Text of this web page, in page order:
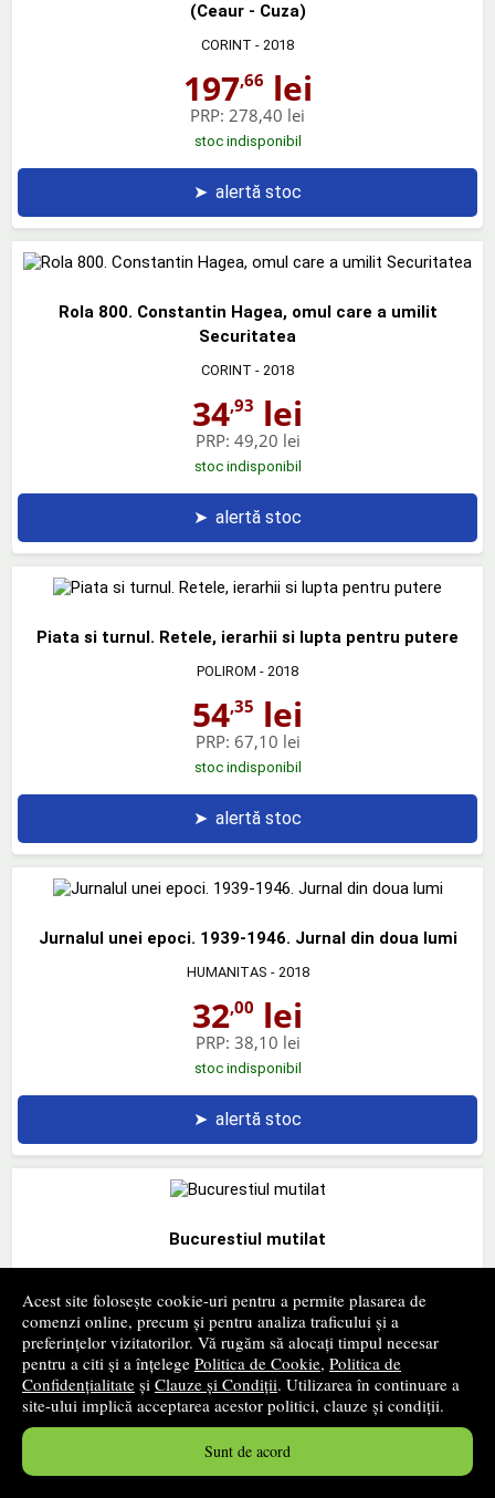
Acest site folosește cookie-uri pentru a permite plasarea de
comenzi online, precum și pentru analiza traficului și a
preferințelor vizitatorilor. Vă rugăm să alocați timpul necesar
pentru a citi și a înțelege Politica de Cookie, Politica de
Confidențialitate și Clauze și Condiții. Utilizarea în continuare a
site-ului implică acceptarea acestor politici, clauze și condiții.
Sunt de acord
(Ceaur - Cuza)
CORINT - 2018
197,66 lei
PRP: 278,40 lei
stoc indisponibil
➤ alertă stoc
Rola 800. Constantin Hagea, omul care a umilit
Securitatea
CORINT - 2018
34,93 lei
PRP: 49,20 lei
stoc indisponibil
➤ alertă stoc
Piata si turnul. Retele, ierarhii si lupta pentru putere
POLIROM - 2018
54,35 lei
PRP: 67,10 lei
stoc indisponibil
➤ alertă stoc
Jurnalul unei epoci. 1939-1946. Jurnal din doua lumi
HUMANITAS - 2018
32,00 lei
PRP: 38,10 lei
stoc indisponibil
➤ alertă stoc
Bucurestiul mutilat
HUMANITAS- 2018
54,60lei
PRP:61,26 lei
stoc indisponibil
alertă stoc